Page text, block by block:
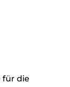
für die